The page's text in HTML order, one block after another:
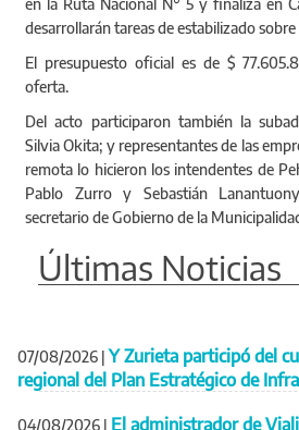
en la Ruta Nacional N° 5 y finaliza en
desarrollarán tareas de estabilizado
El presupuesto oficial es de $
oferta.
Del acto participaron también la
Silvia Okita; y representantes de las
remota lo hicieron los intendentes de
Pablo Zurro y Sebastián
secretario de Gobierno de la
Últimas Noticias
07/08/2026 | Y Zurieta participó del
regional del Plan Estratégico de
04/08/2026 | El administrador de